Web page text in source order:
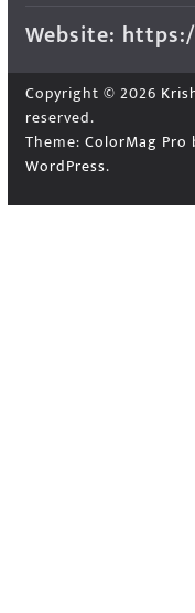
Website:
Copyright © 2026
reserved.
Theme: ColorMag Pro
WordPress.